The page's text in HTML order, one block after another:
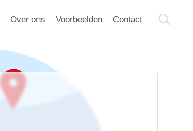
Over ons Voorbeelden Contact